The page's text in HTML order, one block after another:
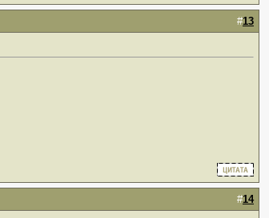
#13
#14